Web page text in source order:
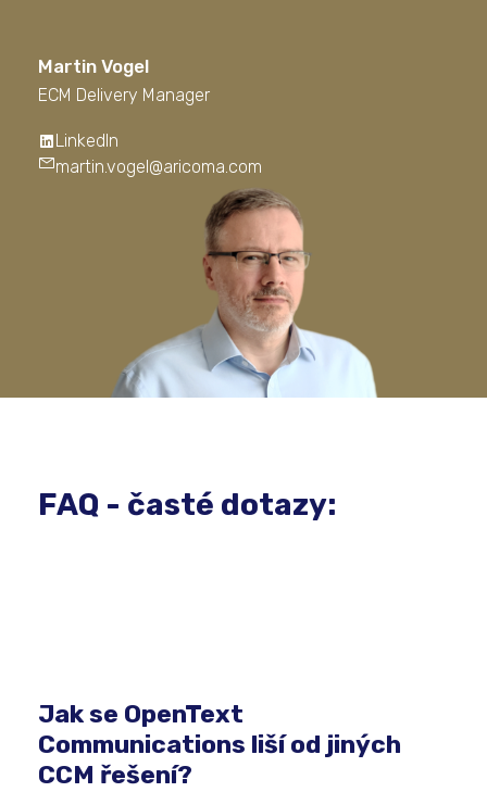
Martin Vogel
ECM Delivery Manager
LinkedIn
martin.vogel@aricoma.com
FAQ - časté dotazy:
Jak se OpenText
Communications liší od jiných
CCM řešení?